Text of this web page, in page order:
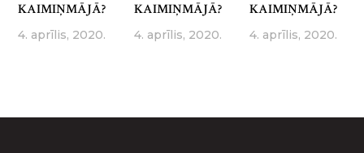
KAIMIŅMĀJĀ?
4. aprīlis, 2020.
KAIMIŅMĀJĀ?
4. aprīlis, 2020.
KAIMIŅMĀJĀ?
4. aprīlis, 2020.